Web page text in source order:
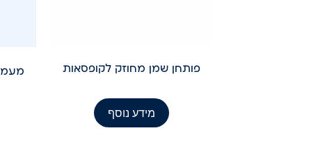
פותחן שמן מחוזק לקופסאות
מידע נוסף